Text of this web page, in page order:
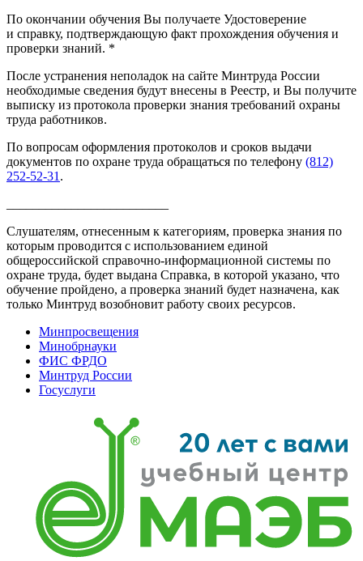
По окончании обучения Вы получаете Удостоверение
и справку, подтверждающую факт прохождения обучения и
проверки знаний. *
После устранения неполадок на сайте Минтруда России
необходимые сведения будут внесены в Реестр, и Вы получите
выписку из протокола проверки знания требований охраны
труда работников.
По вопросам оформления протоколов и сроков выдачи
документов по охране труда обращаться по телефону (812)
252-52-31.
Слушателям, отнесенным к категориям, проверка знания по
которым проводится с использованием единой
общероссийской справочно-информационной системы по
охране труда, будет выдана Справка, в которой указано, что
обучение пройдено, а проверка знаний будет назначена, как
только Минтруд возобновит работу своих ресурсов.
Минпросвещения
Минобрнауки
ФИС ФРДО
Минтруд России
Госуслуги